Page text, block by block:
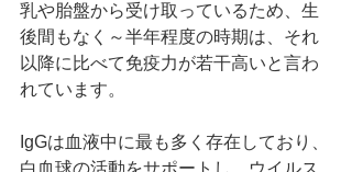
乳や胎盤から受け取っているため、生
後間もなく～半年程度の時期は、それ
以降に比べて免疫力が若干高いと言わ
れています。
IgGは血液中に最も多く存在しており、
白血球の活動をサポートし、ウイルス